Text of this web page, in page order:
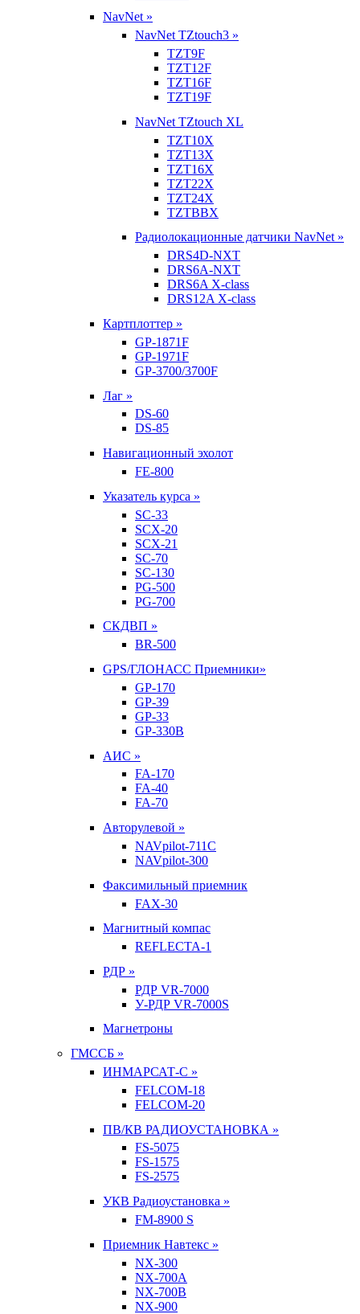
NavNet »
NavNet TZtouch3 »
TZT9F
TZT12F
TZT16F
TZT19F
NavNet TZtouch XL
TZT10X
TZT13X
TZT16X
TZT22X
TZT24X
TZTBBX
Радиолокационные датчики NavNet »
DRS4D-NXT
DRS6A-NXT
DRS6A X-class
DRS12A X-class
Картплоттер »
GP-1871F
GP-1971F
GP-3700/3700F
Лаг »
DS-60
DS-85
Навигационный эхолот
FE-800
Указатель курса »
SC-33
SCX-20
SCX-21
SC-70
SC-130
PG-500
PG-700
СКДВП »
BR-500
GPS/ГЛОНАСС Приемники»
GP-170
GP-39
GP-33
GP-330B
АИС »
FA-170
FA-40
FA-70
Авторулевой »
NAVpilot-711С
NAVpilot-300
Факсимильный приемник
FAX-30
Магнитный компас
REFLECTA-1
РДР »
РДР VR-7000
У-РДР VR-7000S
Магнетроны
ГМССБ »
ИНМАРСАТ-С »
FELCOM-18
FELCOM-20
ПВ/КВ РАДИОУСТАНОВКА »
FS-5075
FS-1575
FS-2575
УКВ Радиоустановка »
FM-8900 S
Приемник Навтекс »
NX-300
NX-700A
NX-700B
NX-900